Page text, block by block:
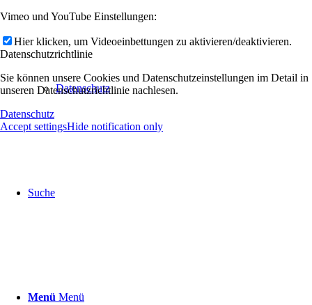
Datenschutz
Suche
Menü Menü
Vimeo und YouTube Einstellungen:
Hier klicken, um Videoeinbettungen zu aktivieren/deaktivieren.
Datenschutzrichtlinie
Sie können unsere Cookies und Datenschutzeinstellungen im Detail in
unseren Datenschutzrichtlinie nachlesen.
Datenschutz
Accept settingsHide notification only